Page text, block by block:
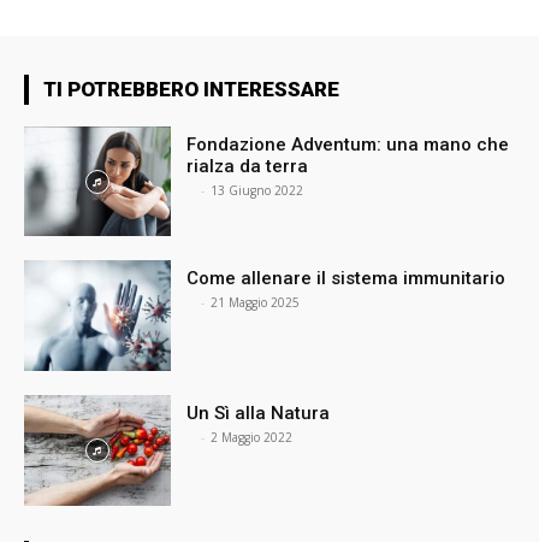
TI POTREBBERO INTERESSARE
Fondazione Adventum: una mano che
rialza da terra
- 13 Giugno 2022
Come allenare il sistema immunitario
- 21 Maggio 2025
Un Sì alla Natura
- 2 Maggio 2022